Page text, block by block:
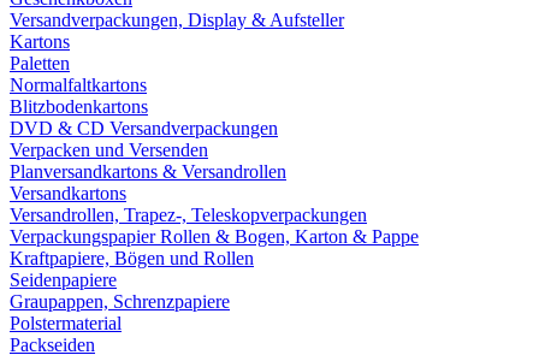
Versandverpackungen, Display & Aufsteller
Kartons
Paletten
Normalfaltkartons
Blitzbodenkartons
DVD & CD Versandverpackungen
Verpacken und Versenden
Planversandkartons & Versandrollen
Versandkartons
Versandrollen, Trapez-, Teleskopverpackungen
Verpackungspapier Rollen & Bogen, Karton & Pappe
Kraftpapiere, Bögen und Rollen
Seidenpapiere
Graupappen, Schrenzpapiere
Polstermaterial
Packseiden